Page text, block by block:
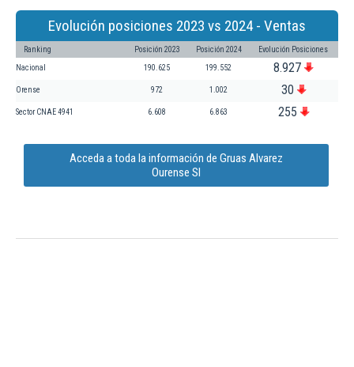
Evolución posiciones 2023 vs 2024 - Ventas
Ranking Posición 2023 Posición 2024 Evolución Posiciones
Nacional 190.625 199.552 8.927
Orense 972 1.002 30
Sector CNAE 4941 6.608 6.863 255
Acceda a toda la información de Gruas Alvarez
Ourense Sl